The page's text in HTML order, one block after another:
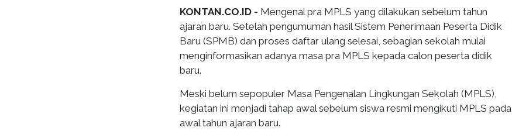
KONTAN.CO.ID - Mengenal pra MPLS yang dilakukan sebelum tahun
ajaran baru. Setelah pengumuman hasil Sistem Penerimaan Peserta Didik
Baru (SPMB) dan proses daftar ulang selesai, sebagian sekolah mulai
menginformasikan adanya masa pra MPLS kepada calon peserta didik
baru.
Meski belum sepopuler Masa Pengenalan Lingkungan Sekolah (MPLS),
kegiatan ini menjadi tahap awal sebelum siswa resmi mengikuti MPLS pada
awal tahun ajaran baru.